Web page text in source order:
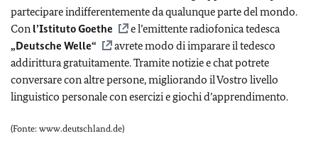
partecipare indifferentemente da qualunque parte del mondo.
Con l’Istituto Goethe
e l’emittente radiofonica tedesca
„Deutsche Welle“
avrete modo di imparare il tedesco
addirittura gratuitamente. Tramite notizie e chat potrete
conversare con altre persone, migliorando il Vostro livello
linguistico personale con esercizi e giochi d’apprendimento.
(Fonte: www.deutschland.de)